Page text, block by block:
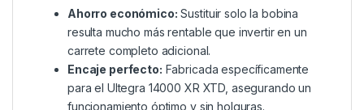
sin sacrificar calidad ni precisión en tus lances.
Principales Ventajas de la
Shimano Bobina Ultegra 14000
XR XTD